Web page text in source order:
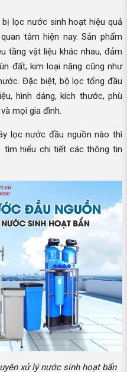
bị lọc nước sinh hoạt hiệu quả
tâm hiện nay. Sản phẩm
tầng vật liệu khác nhau, đảm
đất, kim loại nặng cũng như
Đặc biệt, bộ lọc tổng đầu
hình dáng, kích thước, phù
mọi gia đình.
lọc nước đầu nguồn nào thì
tìm hiểu chi tiết các thông tin
xử lý nước sinh hoạt bẩn